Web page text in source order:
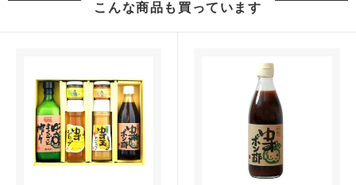
こんな商品も買っています